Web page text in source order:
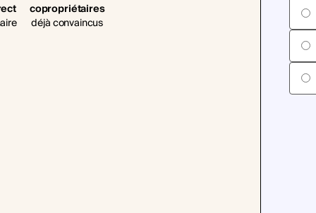
copropriétaires
déjà convaincus